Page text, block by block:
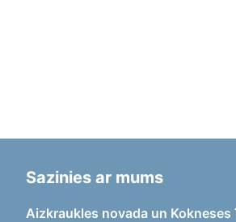
Sazinies ar mums
Aizkraukles novada un Kokneses